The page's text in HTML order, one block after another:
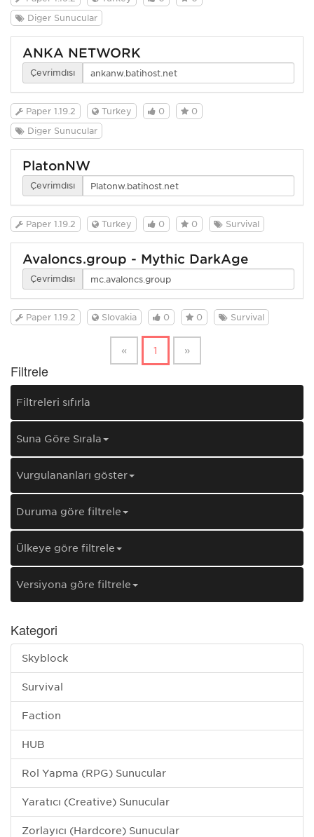
Diğer Sunucular
ANKA NETWORK
Çevrimdışı
Paper 1.19.2 Turkey 0
0
Diğer Sunucular
PlatonNW
Çevrimdışı
Paper 1.19.2 Turkey 0 0 Survival
Avaloncs.group - Mythic DarkAge
Çevrimdışı
Paper 1.19.2 Slovakia 0 0 Survival
« 1 »
Filtrele
Filtreleri sıfırla
Şuna Göre Sırala
Vurgulananları göster
Duruma göre filtrele
Ülkeye göre filtrele
Versiyona göre filtrele
Kategori
Skyblock
Survival
Faction
HUB
Rol Yapma (RPG) Sunucular
Yaratıcı (Creative) Sunucular
Zorlayıcı (Hardcore) Sunucular